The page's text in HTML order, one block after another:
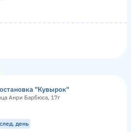
"Кувырок"
Анри Барбюса, 17г
день